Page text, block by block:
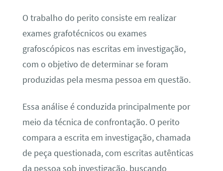
O trabalho do perito consiste em realizar
exames grafotécnicos ou exames
grafoscópicos nas escritas em investigação,
com o objetivo de determinar se foram
produzidas pela mesma pessoa em questão.
Essa análise é conduzida principalmente por
meio da técnica de confrontação. O perito
compara a escrita em investigação, chamada
de peça questionada, com escritas autênticas
da pessoa sob investigação, buscando